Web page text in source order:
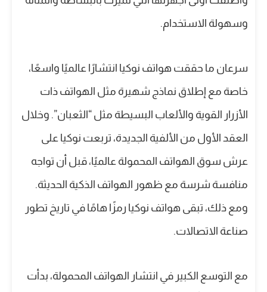
وسهولة الاستخدام.
سرعان ما حققت هواتف نوكيا انتشارًا عالميًا واسعًا،
خاصة مع إطلاق نماذج شهيرة مثل الهواتف ذات
الأزرار القوية والألعاب البسيطة مثل “الثعبان”. وخلال
العقد الأول من الألفية الجديدة، تربعت نوكيا على
عرش سوق الهواتف المحمولة عالميًا، قبل أن تواجه
منافسة شرسة مع ظهور الهواتف الذكية الحديثة.
ومع ذلك، تبقى هواتف نوكيا رمزًا هامًا في تاريخ تطور
صناعة الاتصالات.
مع التوسع الكبير في انتشار الهواتف المحمولة، بدأت